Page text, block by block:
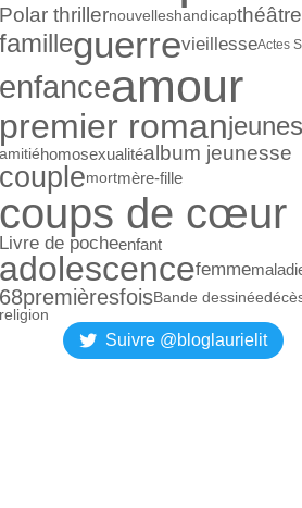
Polar thrillernouvelleshandicapthéâtre
familleguerrevieillesseActes
enfanceamour
premier roman
amitiéhomosexualitéalbum jeunesse
couplemortmère-fille
coups de cœur
Livre de pocheenfant
adolescencefemme
68premièresfoisBande dessinée
religion
Suivre @bloglaurielit